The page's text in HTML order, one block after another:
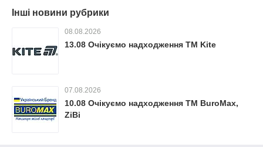
Інші новини рубрики
08.08.2026
13.08 Очікуємо надходження ТМ Kite
07.08.2026
10.08 Очікуємо надходження ТМ BuroMax,
ZiBi